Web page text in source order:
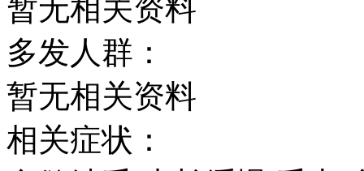
暂无相关资料
多发人群：
暂无相关资料
相关症状：